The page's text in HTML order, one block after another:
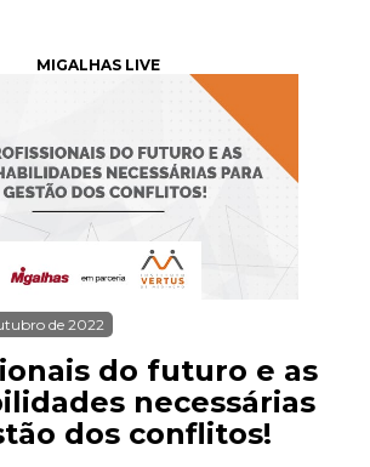
MIGALHAS LIVE
de 2022
do futuro e as
necessárias
dos conflitos!